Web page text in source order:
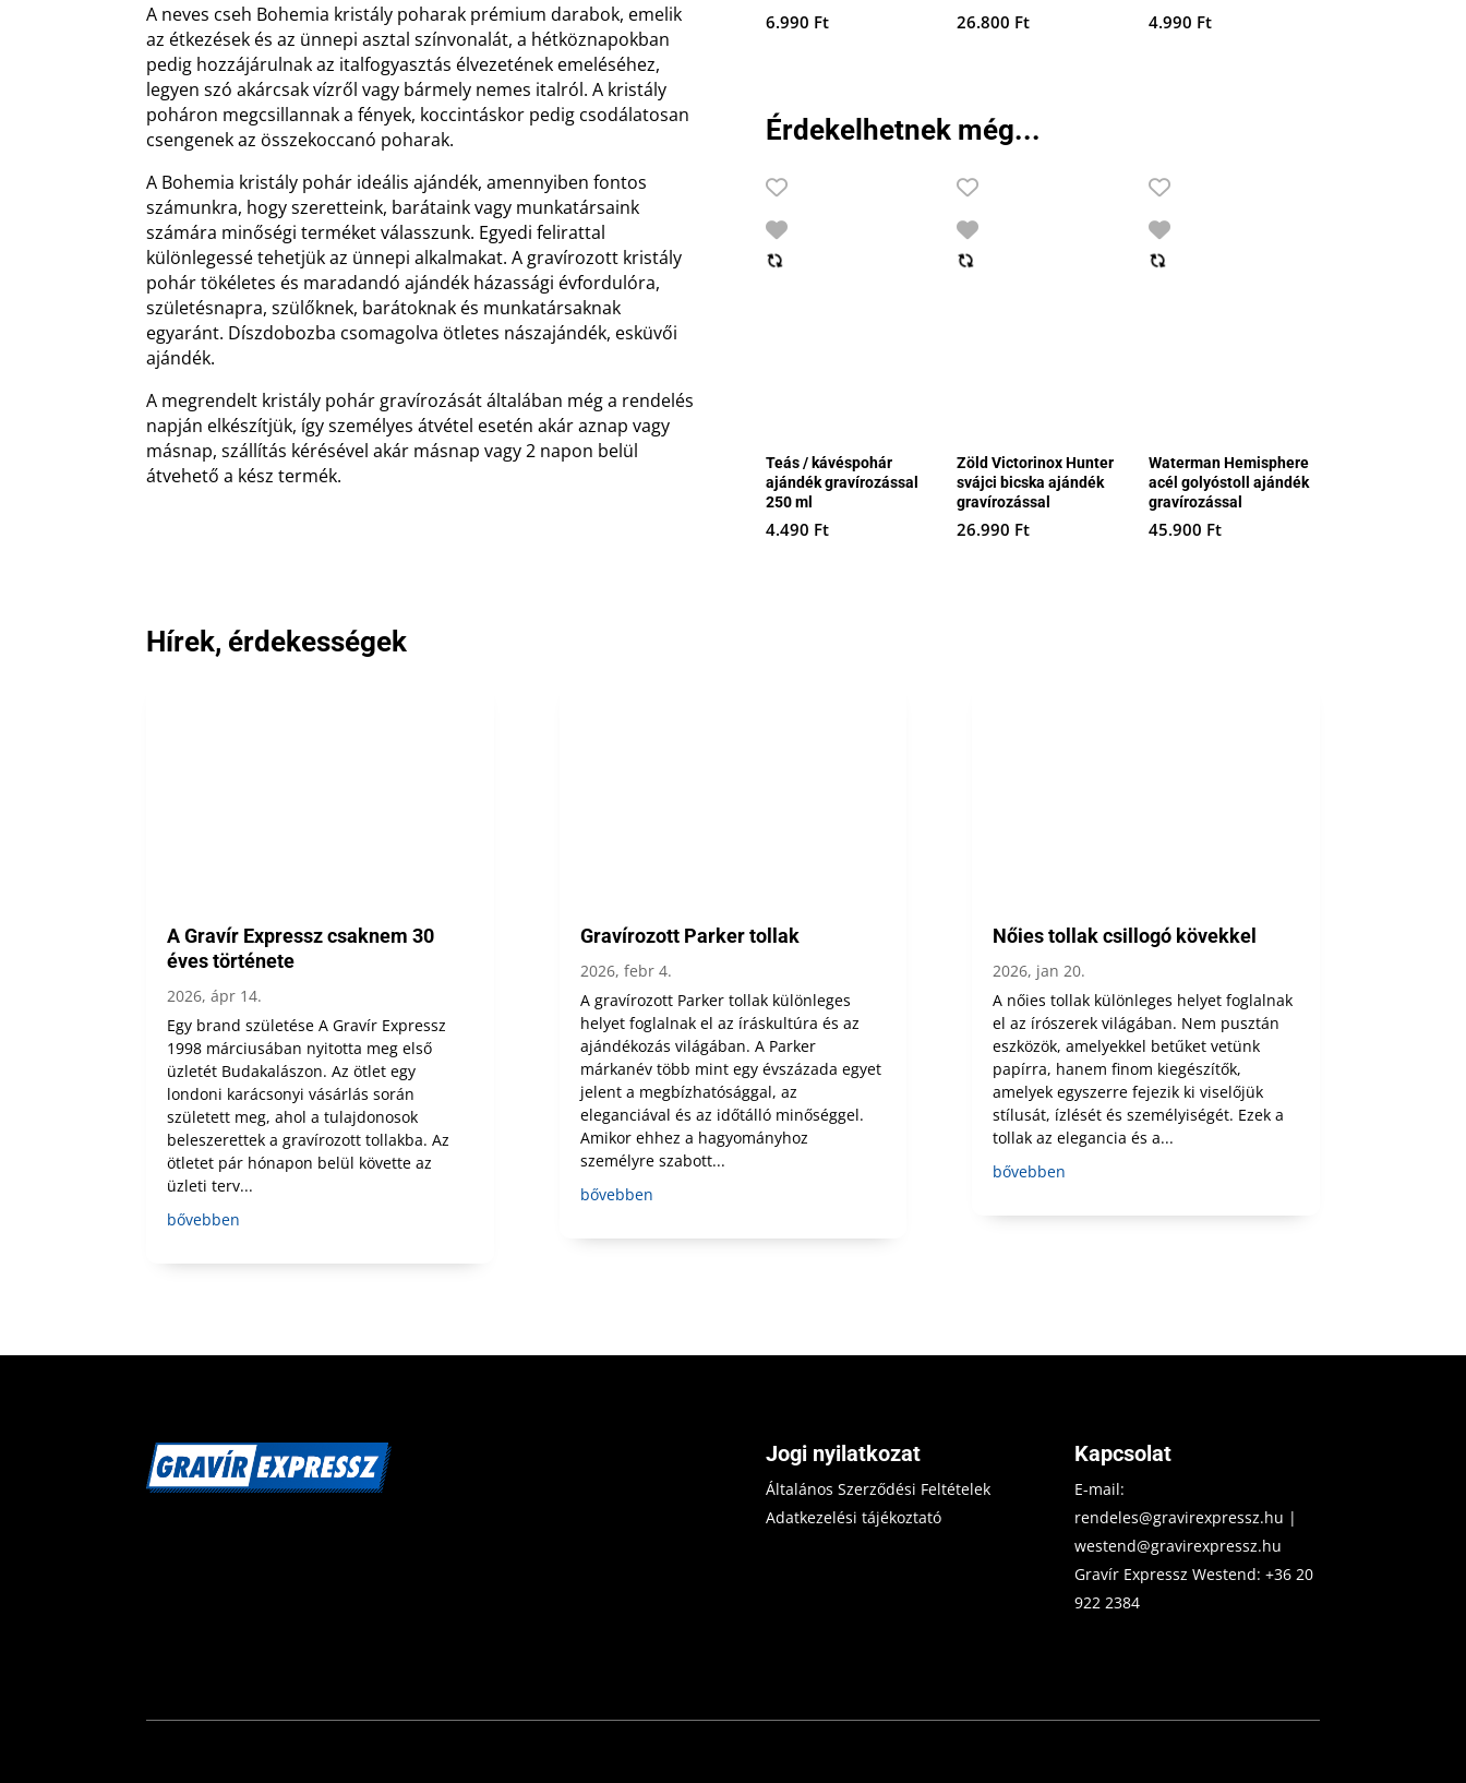
A neves cseh Bohemia kristály poharak prémium darabok, emelik
az étkezések és az ünnepi asztal színvonalát, a hétköznapokban
pedig hozzájárulnak az italfogyasztás élvezetének emeléséhez,
legyen szó akárcsak vízről vagy bármely nemes italról. A kristály
poháron megcsillannak a fények, koccintáskor pedig csodálatosan
csengenek az összekoccanó poharak.
A Bohemia kristály pohár ideális ajándék, amennyiben fontos
számunkra, hogy szeretteink, barátaink vagy munkatársaink
számára minőségi terméket válasszunk. Egyedi felirattal
különlegessé tehetjük az ünnepi alkalmakat. A gravírozott kristály
pohár tökéletes és maradandó ajándék házassági évfordulóra,
születésnapra, szülőknek, barátoknak és munkatársaknak
egyaránt. Díszdobozba csomagolva ötletes nászajándék, esküvői
ajándék.
A megrendelt kristály pohár gravírozását általában még a rendelés
napján elkészítjük, így személyes átvétel esetén akár aznap vagy
másnap, szállítás kérésével akár másnap vagy 2 napon belül
átvehető a kész termék.
6.990 Ft 26.800 Ft 4.990 Ft
Érdekelhetnek még...
Teás / kávéspohár
ajándék gravírozással
250 ml
4.490 Ft
Zöld Victorinox Hunter
svájci bicska ajándék
gravírozással
26.990 Ft
Waterman Hemisphere
acél golyóstoll ajándék
gravírozással
45.900 Ft
Hírek, érdekességek
A Gravír Expressz csaknem 30
éves története
2026, ápr 14.
Egy brand születése A Gravír Expressz
1998 márciusában nyitotta meg első
üzletét Budakalászon. Az ötlet egy
londoni karácsonyi vásárlás során
született meg, ahol a tulajdonosok
beleszerettek a gravírozott tollakba. Az
ötletet pár hónapon belül követte az
üzleti terv...
bővebben
Gravírozott Parker tollak
2026, febr 4.
A gravírozott Parker tollak különleges
helyet foglalnak el az íráskultúra és az
ajándékozás világában. A Parker
márkanév több mint egy évszázada egyet
jelent a megbízhatósággal, az
eleganciával és az időtálló minőséggel.
Amikor ehhez a hagyományhoz
személyre szabott...
bővebben
Nőies tollak csillogó kövekkel
2026, jan 20.
A nőies tollak különleges helyet foglalnak
el az írószerek világában. Nem pusztán
eszközök, amelyekkel betűket vetünk
papírra, hanem finom kiegészítők,
amelyek egyszerre fejezik ki viselőjük
stílusát, ízlését és személyiségét. Ezek a
tollak az elegancia és a...
bővebben
Jogi nyilatkozat
Általános Szerződési Feltételek
Adatkezelési tájékoztató
Kapcsolat
E-mail:
rendeles@gravirexpressz.hu |
westend@gravirexpressz.hu
Gravír Expressz Westend:+36 20
922 2384